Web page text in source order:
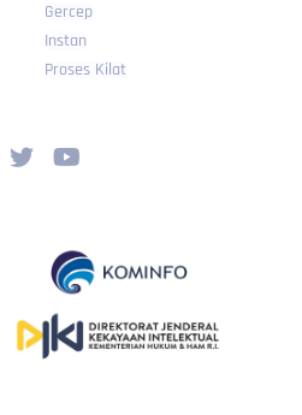
Gercep
Instan
Proses Kilat